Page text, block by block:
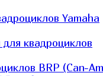
Yamaha
квадроциклов
BRP (Can-